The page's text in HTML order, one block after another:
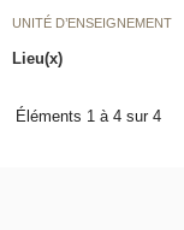
UNITÉ D’ENSEIGNEMENT
Lieu(x)
Éléments 1 à 4 sur 4